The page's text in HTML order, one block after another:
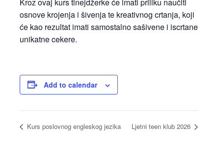
osnove krojenja i šivenja te kreativnog crtanja, koji
će kao rezultat imati samostalno sašivene i iscrtane
unikatne cekere.
Add to calendar
Kurs poslovnog engleskog jezika Ljetni teen klub 2026